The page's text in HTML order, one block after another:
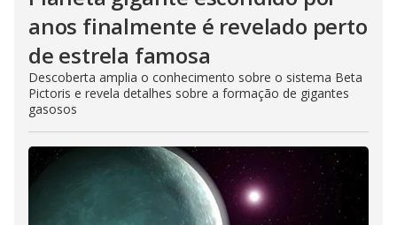
anos finalmente é revelado perto
de estrela famosa
Descoberta amplia o conhecimento sobre o sistema Beta
Pictoris e revela detalhes sobre a formação de gigantes
gasosos